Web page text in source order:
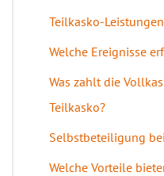
Teilkasko-
Welche Ereignisse
Was zahlt die
Teilkasko?
Selbstbeteiligung
Welche Vorteile